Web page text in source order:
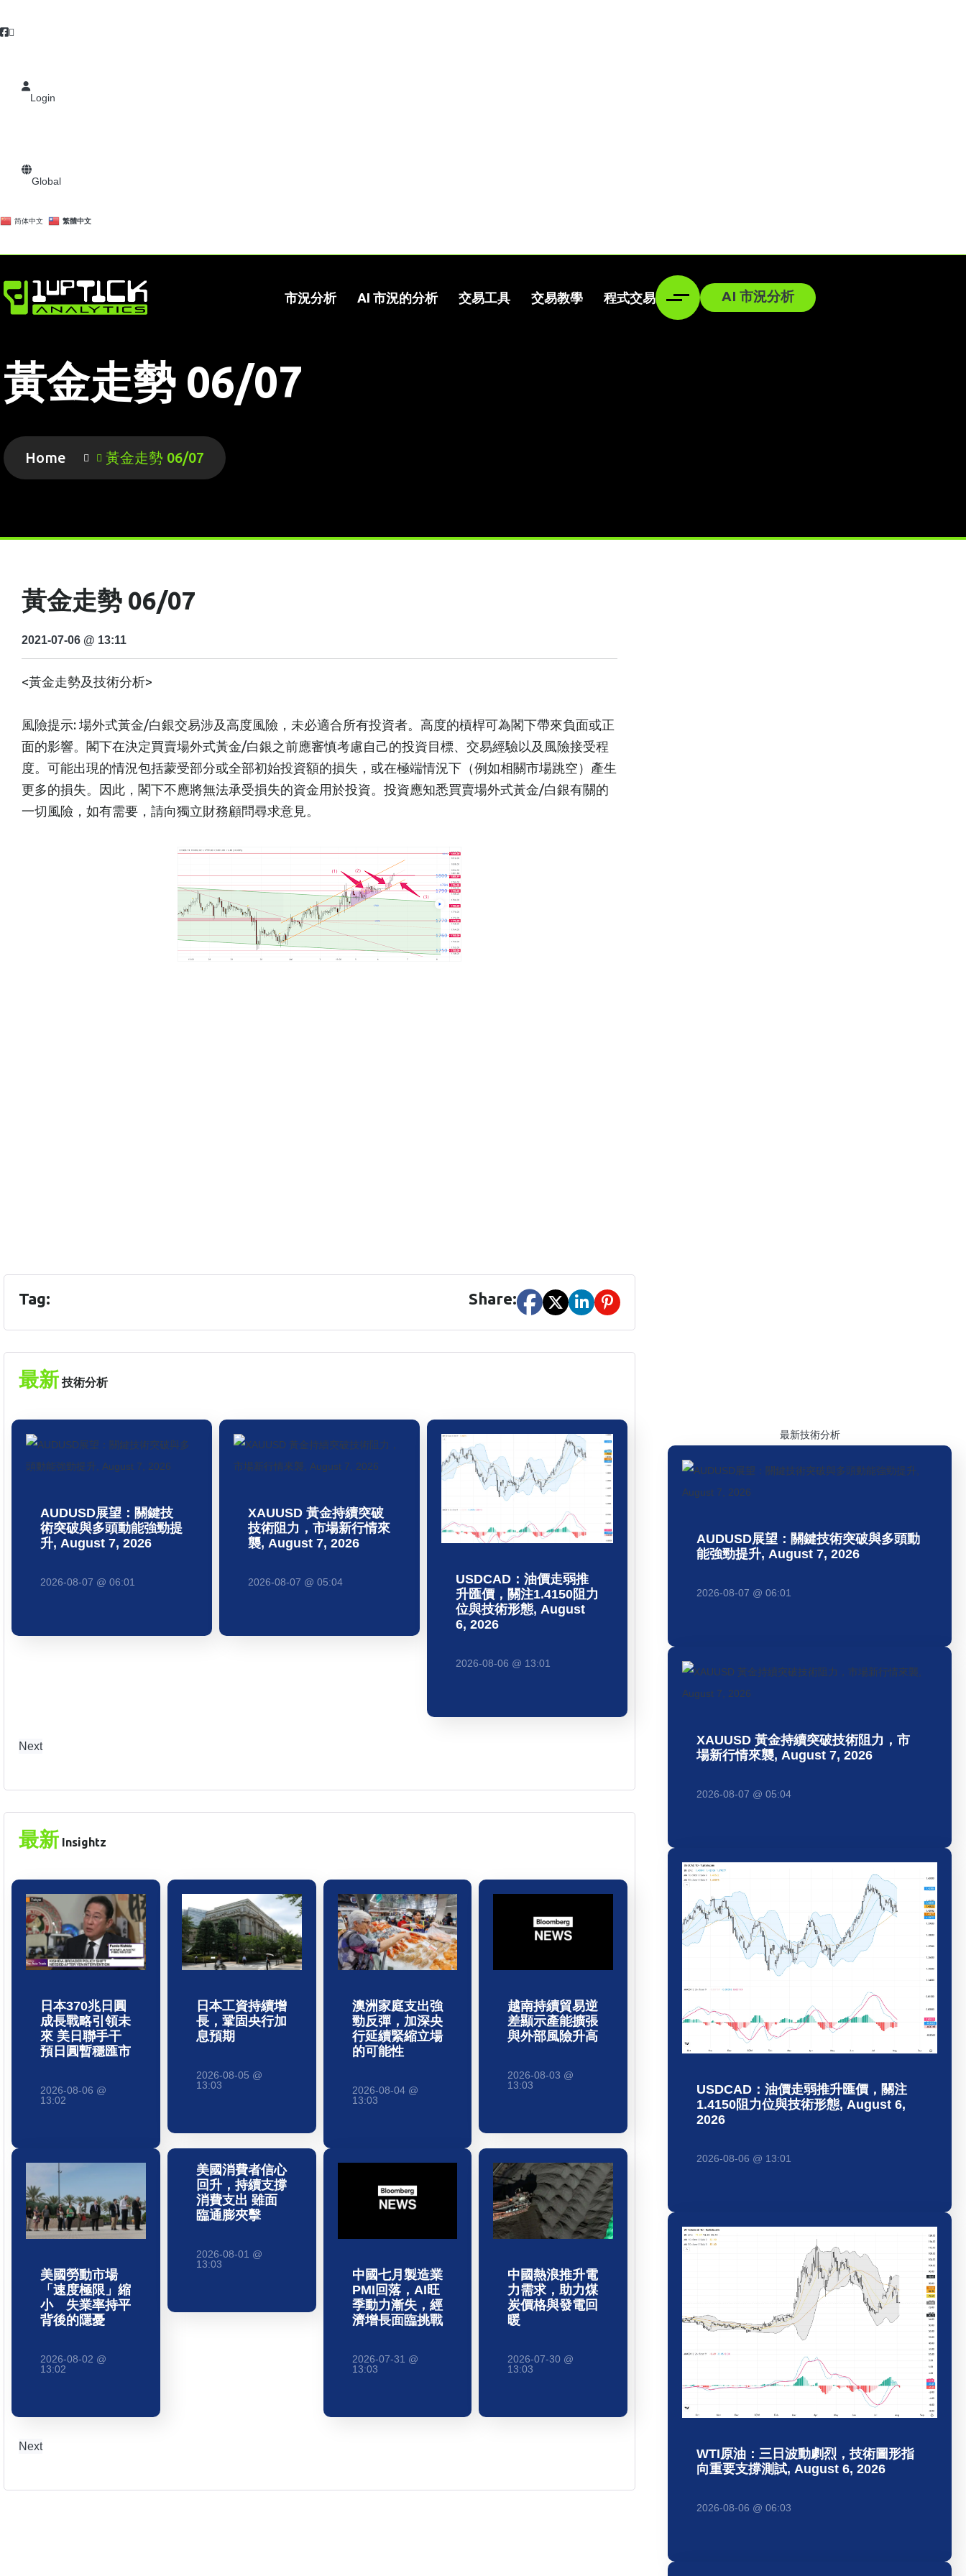
Login
Global
简体中文 繁體中文
市況分析 AI 市況的分析 交易工具 交易教學 程式交易 AI 市況分析
黃金走勢 06/07
Home 黃金走勢 06/07
黃金走勢 06/07
2021-07-06 @ 13:11
<黃金走勢及技術分析>
風險提示: 場外式黃金/白銀交易涉及高度風險，未必適合所有投資者。高度的槓桿可為閣下帶來負面或正
面的影響。閣下在決定買賣場外式黃金/白銀之前應審慎考慮自己的投資目標、交易經驗以及風險接受程
度。可能出現的情況包括蒙受部分或全部初始投資額的損失，或在極端情況下（例如相關市場跳空）產生
更多的損失。因此，閣下不應將無法承受損失的資金用於投資。投資應知悉買賣場外式黃金/白銀有關的
一切風險，如有需要，請向獨立財務顧問尋求意見。
Tag: Share:
最新 技術分析
AUDUSD展望：關鍵技
術突破與多頭動能強勁提
升, August 7, 2026
2026-08-07 @ 06:01
XAUUSD 黃金持續突破
技術阻力，市場新行情來
襲, August 7, 2026
2026-08-07 @ 05:04
USDCAD：油價走弱推
升匯價，關注1.4150阻力
位與技術形態, August
6, 2026
2026-08-06 @ 13:01
Next
最新 Insightz
日本370兆日圓
成長戰略引領未
來 美日聯手干
預日圓暫穩匯市
2026-08-06 @
13:02
日本工資持續增
長，鞏固央行加
息預期
2026-08-05 @
13:03
澳洲家庭支出強
勁反彈，加深央
行延續緊縮立場
的可能性
2026-08-04 @
13:03
越南持續貿易逆
差顯示產能擴張
與外部風險升高
2026-08-03 @
13:03
美國勞動市場
「速度極限」縮
小 失業率持平
背後的隱憂
2026-08-02 @
13:02
美國消費者信心
回升，持續支撐
消費支出 雖面
臨通膨夾擊
2026-08-01 @
13:03
中國七月製造業
PMI回落，AI旺
季動力漸失，經
濟增長面臨挑戰
2026-07-31 @
13:03
中國熱浪推升電
力需求，助力煤
炭價格與發電回
暖
2026-07-30 @
13:03
Next
最新技術分析
AUDUSD展望：關鍵技術突破與多頭動
能強勁提升, August 7, 2026
2026-08-07 @ 06:01
XAUUSD 黃金持續突破技術阻力，市
場新行情來襲, August 7, 2026
2026-08-07 @ 05:04
USDCAD：油價走弱推升匯價，關注
1.4150阻力位與技術形態, August 6,
2026
2026-08-06 @ 13:01
WTI原油：三日波動劇烈，技術圖形指
向重要支撐測試, August 6, 2026
2026-08-06 @ 06:03